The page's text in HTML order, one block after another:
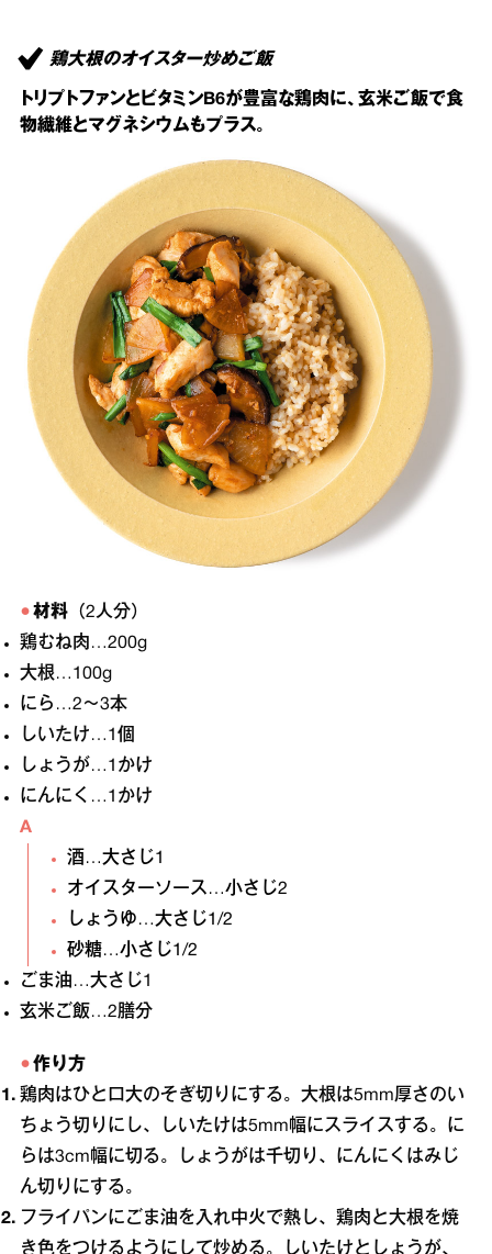
鶏大根のオイスター炒めご飯
トリプトファンとビタミンB6が豊富な鶏肉に、玄米ご飯で食
物繊維とマグネシウムもプラス。
材料 （2人分）
鶏むね肉…200g
大根…100g
にら…2〜3本
しいたけ…1個
しょうが…1かけ
にんにく…1かけ
A
酒…大さじ1
オイスターソース…小さじ2
しょうゆ…大さじ1/2
砂糖…小さじ1/2
ごま油…大さじ1
玄米ご飯…2膳分
作り方
鶏肉はひと口大のそぎ切りにする。大根は5mm厚さのい
ちょう切りにし、しいたけは5mm幅にスライスする。に
らは3cm幅に切る。しょうがは千切り、にんにくはみじ
ん切りにする。
フライパンにごま油を入れ中火で熱し、鶏肉と大根を焼
き色をつけるようにして炒める。しいたけとしょうが、